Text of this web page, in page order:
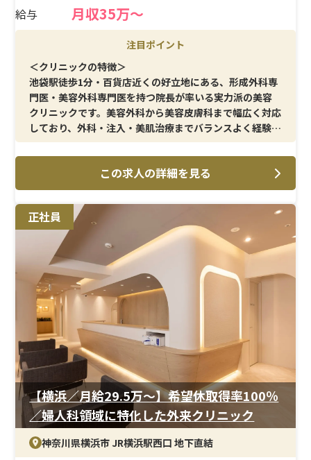
給与 月収35万〜
注目ポイント
＜クリニックの特徴＞
池袋駅徒歩1分・百貨店近くの好立地にある、形成外科専
門医・美容外科専門医を持つ院長が率いる実力派の美容
クリニックです。美容外科から美容皮膚科まで幅広く対応
しており、外科・注入・美肌治療までバランスよく経験を
積める環境です。平均年齢も30代前半と比較的若く、ス
タッフ間のコミュニケーションも取りやすい雰囲気です。
＜メイン施術＞
フェイスリフトをはじめ、脂肪吸引・注入、二重、豊胸
などの美容外科オペ介助のほか、レーザー・美容点滴・
スキン施術など美容皮膚科領域も幅広く担当できます。
「外科だけ」「皮膚科だけ」ではなく、総合的に美容看
護師として成長したい方に最適な環境です。
＜待遇＞
賞与・報奨金制度あり。有給消化率100％で、残業も月10
時間以内と少なめです。社員割引制度もあり、自分自身の
美容も楽しみながら働ける環境です。
この求人の詳細を見る
正社員
【横浜／月給29.5万〜】希望休取得率100％
／婦人科領域に特化した外来クリニック
神奈川県横浜市 JR横浜駅西口 地下直結